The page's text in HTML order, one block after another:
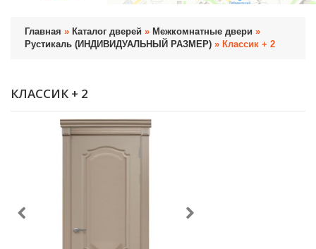
Главная » Каталог дверей » Межкомнатные двери »
Рустикаль (ИНДИВИДУАЛЬНЫЙ РАЗМЕР) » Классик + 2
КЛАССИК + 2